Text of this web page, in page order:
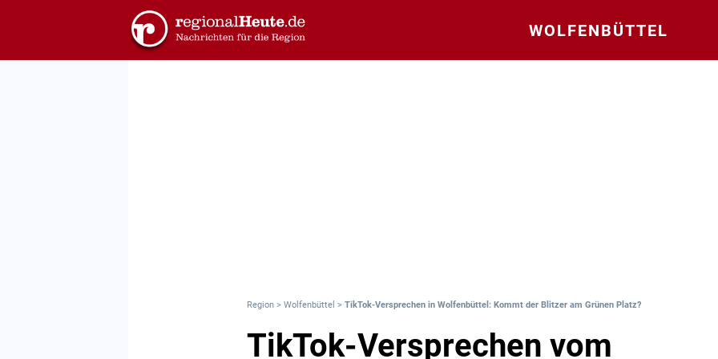
WOLFENBÜTTEL
Region > Wolfenbüttel > TikTok-Versprechen in Wolfenbüttel: Kommt der Blitzer am Grünen Platz?
TikTok-Versprechen vom